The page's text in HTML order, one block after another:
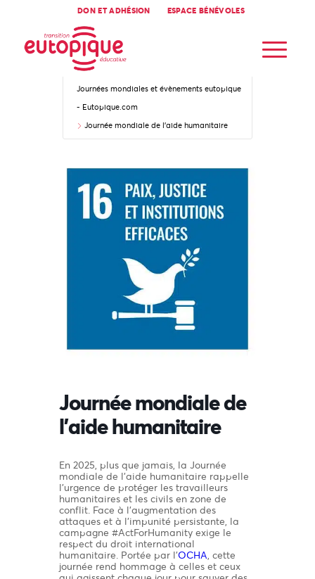
DON ET ADHÉSION ESPACE BÉNÉVOLES
Accueil
Journées mondiales et évènements eutopique
- Eutopique.com
Journée mondiale de l’aide humanitaire
Journée mondiale de
l’aide humanitaire
En 2025, plus que jamais, la Journée
mondiale de l’aide humanitaire rappelle
l’urgence de protéger les travailleurs
humanitaires et les civils en zone de
conflit. Face à l’augmentation des
attaques et à l’impunité persistante, la
campagne #ActForHumanity exige le
respect du droit international
humanitaire. Portée par l’OCHA, cette
journée rend hommage à celles et ceux